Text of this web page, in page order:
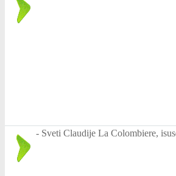
- Sveti Claudije La Colombiere,